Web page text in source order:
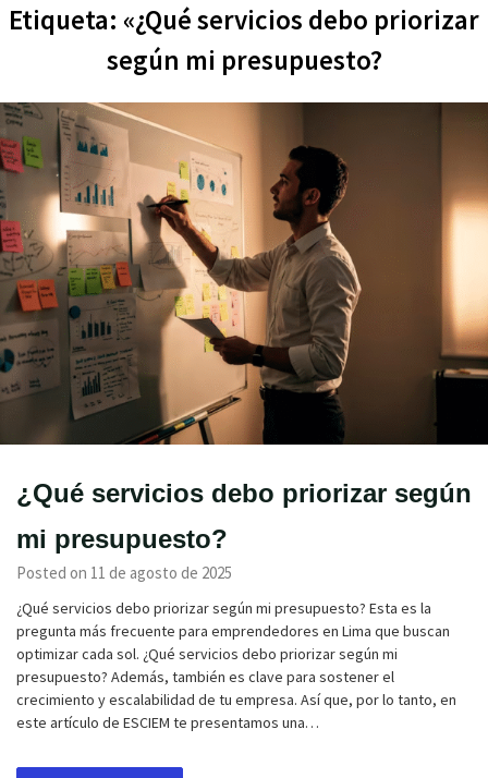
Etiqueta: «¿Qué servicios debo priorizar
según mi presupuesto?
¿Qué servicios debo priorizar según
mi presupuesto?
Posted on 11 de agosto de 2025
¿Qué servicios debo priorizar según mi presupuesto? Esta es la
pregunta más frecuente para emprendedores en Lima que buscan
optimizar cada sol. ¿Qué servicios debo priorizar según mi
presupuesto? Además, también es clave para sostener el
crecimiento y escalabilidad de tu empresa. Así que, por lo tanto, en
este artículo de ESCIEM te presentamos una…